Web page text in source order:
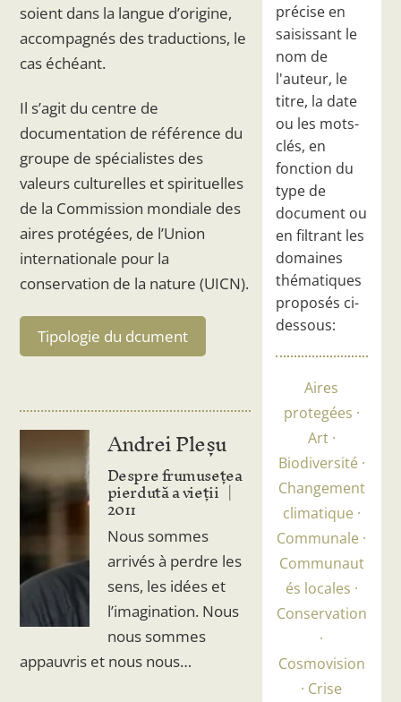
soient dans la langue d’origine,
accompagnés des traductions, le
cas échéant.
Il s’agit du centre de
documentation de référence du
groupe de spécialistes des
valeurs culturelles et spirituelles
de la Commission mondiale des
aires protégées, de l’Union
internationale pour la
conservation de la nature (UICN).
Tipologie du dcument
Andrei Pleșu
Despre frumusețea
pierdută a vieții
2011
Nous sommes
arrivés à perdre les
sens, les idées et
l’imagination. Nous
nous sommes
appauvris et nous nous…
précise en
saisissant le
nom de
l'auteur, le
titre, la date
ou les mots-
clés, en
fonction du
type de
document ou
en filtrant les
domaines
thématiques
proposés ci-
dessous:
Aires
protegées
Art
Biodiversité
Changement
climatique
Communale
Communaut
és locales
Conservation
Cosmovision
Crise